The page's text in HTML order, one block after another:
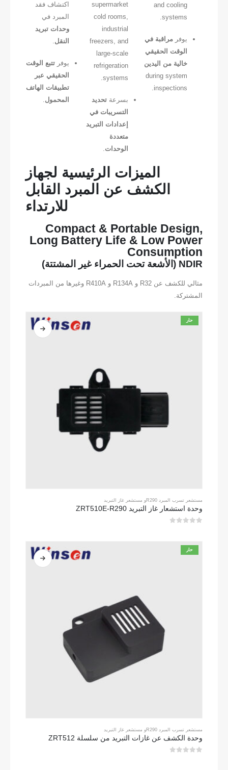
and cooling
systems.
يوفر مراقبة في
الوقت الحقيقي
خالية من اليدين
during system
inspections.
supermarket
cold rooms,
industrial
freezers, and
large-scale
refrigeration
systems.
بسرعة تحديد
التسريبات في
إعدادات التبريد
متعددة
الوحدات
اكتشاف فقد
المبرد في
وحدات تبريد
النقل.
يوفر تتبع الوقت
الحقيقي عبر
تطبيقات الهاتف
المحمول
الميزات الرئيسية لجهاز
الكشف عن المبرد القابل
للارتداء
Compact & Portable Design,
Long Battery Life & Low Power
Consumption
NDIR (الأشعة تحت الحمراء غير المشتتة)
مثالي للكشف عن R32 و R134A و R410A وغيرها من المبردات
المشتركة.
حار
مستشعر تسرب المبرد R290 و مستشعر غاز التبريد
وحدة استشعار غاز التبريد ZRT510E-R290
حار
مستشعر تسرب المبرد R290 و مستشعر غاز التبريد
وحدة الكشف عن غازات التبريد من سلسلة ZRT512